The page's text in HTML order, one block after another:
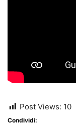
Post Views: 10
Condividi: